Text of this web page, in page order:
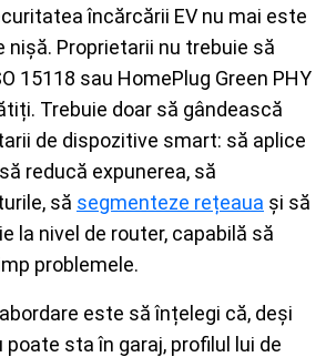
încărcării EV nu mai este
nișă. Proprietarii nu trebuie să
15118 sau HomePlug Green PHY
Trebuie doar să gândească
de dispozitive smart: să aplice
reducă expunerea, să
să segmenteze rețeaua și să
la nivel de router, capabilă să
problemele.
este să înțelegi că, deși
sta în garaj, profilul lui de